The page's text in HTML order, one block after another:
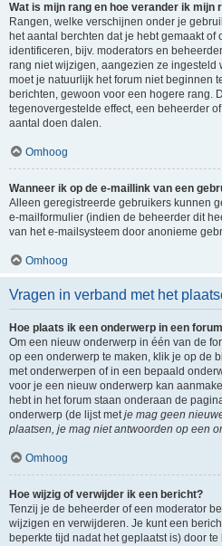
Wat is mijn rang en hoe verander ik mijn
Rangen, welke verschijnen onder je
het aantal berchten dat je hebt gemaakt of
identificeren, bijv. moderators en
rang niet wijzigen, aangezien ze ingesteld
moet je natuurlijk het forum niet beginnen
berichten, gewoon voor een hogere rang.
tegenovergestelde effect, een beheerder
aantal doen dalen.
Omhoog
Wanneer ik op de e-maillink van een
Alleen geregistreerde gebruikers kunnen
e-mailformulier (indien de beheerder dit
van het e-mailsysteem door anonieme
Omhoog
Vragen in verband met het
Hoe plaats ik een onderwerp in een
Om een nieuw onderwerp in één van de
op een onderwerp te maken, klik je op de
met onderwerpen of in een bepaald
voor je een nieuw onderwerp kan
hebt in het forum staan onderaan de
onderwerp (de lijst metje mag geen
plaatsen, je mag niet antwoorden op een
Omhoog
Hoe wijzig of verwijder ik een bericht?
Tenzij je de beheerder of een moderator
wijzigen en verwijderen. Je kunt een
beperkte tijd nadat het geplaatst is) door te